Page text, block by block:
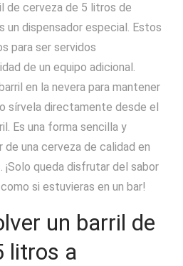
de cerveza de 5 litros de
un dispensador especial. Estos
para ser servidos
de un equipo adicional.
en la nevera para mantener
sírvela directamente desde el
Es una forma sencilla y
una cerveza de calidad en
¡Solo queda disfrutar del sabor
si estuvieras en un bar!
un barril de
litros a